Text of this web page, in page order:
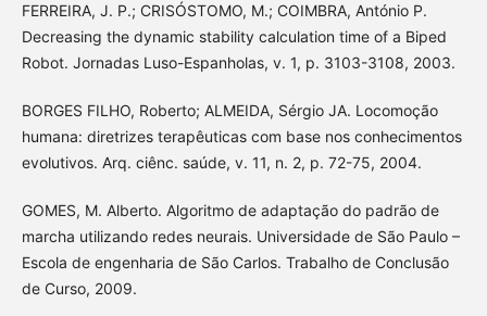
FERREIRA, J. P.; CRISÓSTOMO, M.; COIMBRA, António P.
Decreasing the dynamic stability calculation time of a Biped
Robot. Jornadas Luso-Espanholas, v. 1, p. 3103-3108, 2003.
BORGES FILHO, Roberto; ALMEIDA, Sérgio JA. Locomoção
humana: diretrizes terapêuticas com base nos conhecimentos
evolutivos. Arq. ciênc. saúde, v. 11, n. 2, p. 72-75, 2004.
GOMES, M. Alberto. Algoritmo de adaptação do padrão de
marcha utilizando redes neurais. Universidade de São Paulo –
Escola de engenharia de São Carlos. Trabalho de Conclusão
de Curso, 2009.